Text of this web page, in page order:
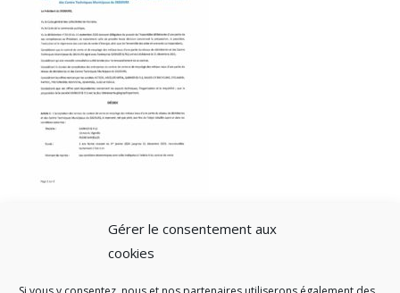
Gérer le consentement aux
cookies